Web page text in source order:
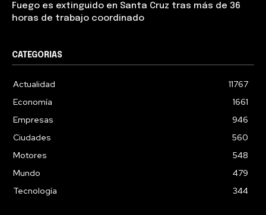
Fuego es extinguido en Santa Cruz tras más de 36
horas de trabajo coordinado
CATEGORIAS
Actualidad
11767
Economía
1661
Empresas
946
Ciudades
560
Motores
548
Mundo
479
Tecnología
344